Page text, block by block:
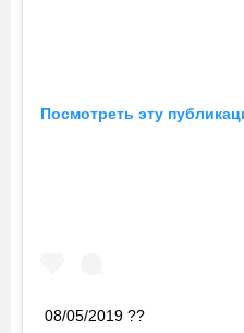
Посмотреть эту
08/05/2019 ??